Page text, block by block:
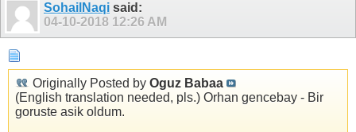
SohailNaqi said:
04-10-2018 12:26 AM
Originally Posted by Oguz Babaa
(English translation needed, pls.) Orhan gencebay - Bir
goruste asik oldum.